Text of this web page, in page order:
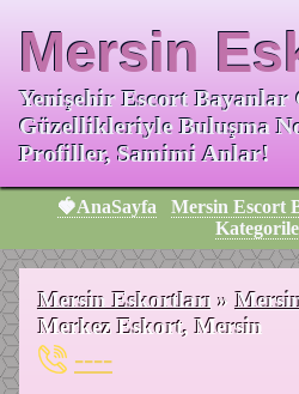
Mersin
Yenişehir Escort Bayanlar
Güzellikleriyle Buluşma
Profiller, Samimi Anlar!
🍓AnaSayfa Mersin Escort
Mersin Eskortları »
Merkez Eskort, Mersin
----